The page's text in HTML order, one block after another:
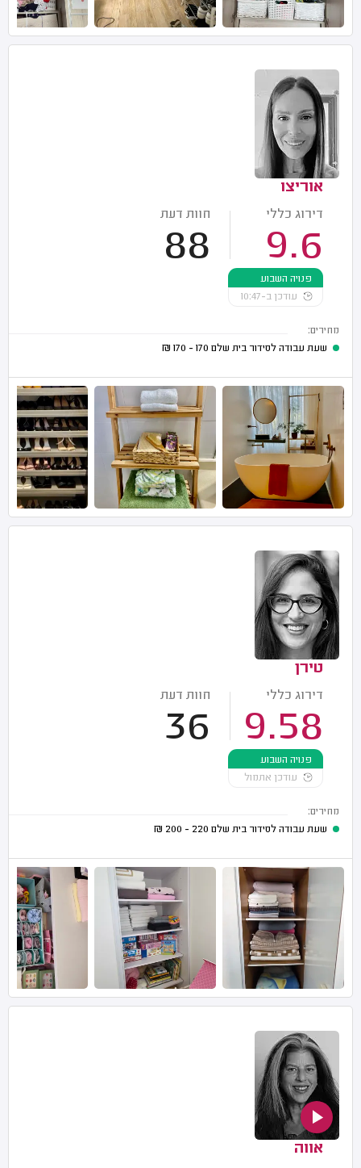
אוריצו
דירוג כללי
9.6
חוות דעת
88
פנויה השבוע
עודכן ב-10:47
מחירים:
שעת עבודה לסידור בית שלם 170 - 170
₪
טירן
דירוג כללי
9.58
חוות דעת
36
פנויה השבוע
עודכן אתמול
מחירים:
שעת עבודה לסידור בית שלם 220 - 200
₪
אווה